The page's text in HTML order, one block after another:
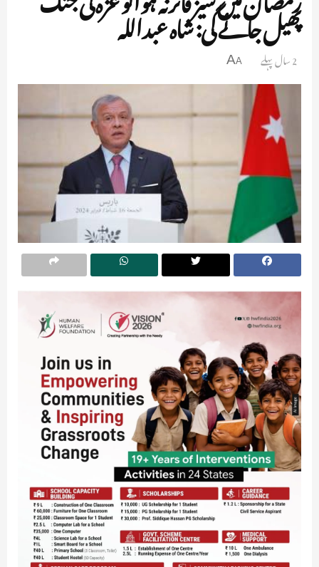
پھیل جائے گی: شاہ عبداللہ
2 سال پہلے A
A